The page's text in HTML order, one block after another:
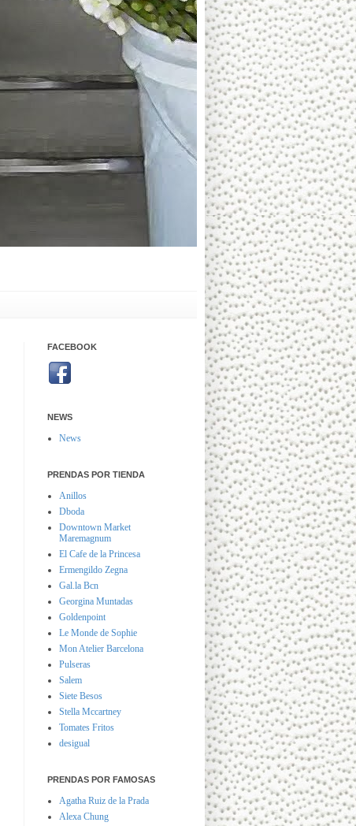
FACEBOOK
NEWS
News
PRENDAS POR TIENDA
Anillos
Dboda
Downtown Market
Maremagnum
El Cafe de la Princesa
Ermengildo Zegna
Gal.la Bcn
Georgina Muntadas
Goldenpoint
Le Monde de Sophie
Mon Atelier Barcelona
Pulseras
Salem
Siete Besos
Stella Mccartney
Tomates Fritos
desigual
PRENDAS POR FAMOSAS
Agatha Ruiz de la Prada
Alexa Chung